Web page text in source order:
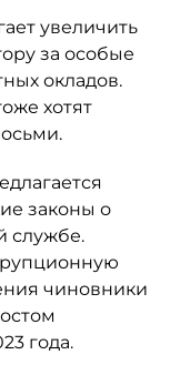
увеличить
за особые
окладов.
хотят
законы о
службе.
чиновники
года.